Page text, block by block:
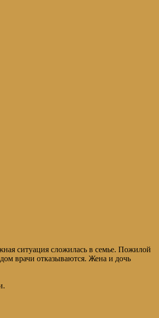
ситуация сложилась в семье. Пожилой
врачи отказываются. Жена и дочь